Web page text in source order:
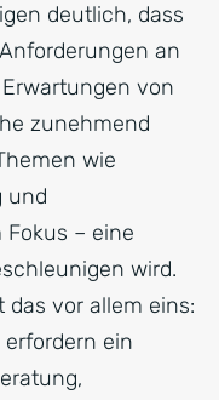
deutlich, dass
an
von
zunehmend
wie
und
– eine
wird.
das vor allem eins:
ein